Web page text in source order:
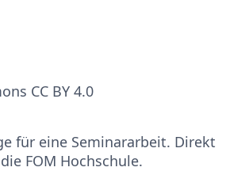
CC BY 4.0
für eine Seminararbeit. Direkt
FOM Hochschule.